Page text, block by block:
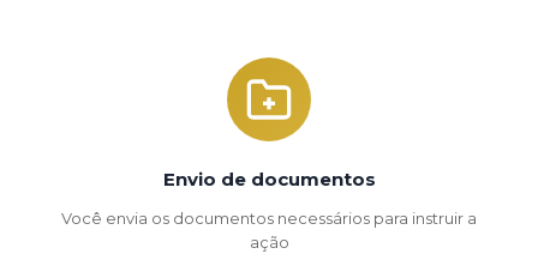
Envio de documentos
Você envia os documentos necessários para instruir a
ação